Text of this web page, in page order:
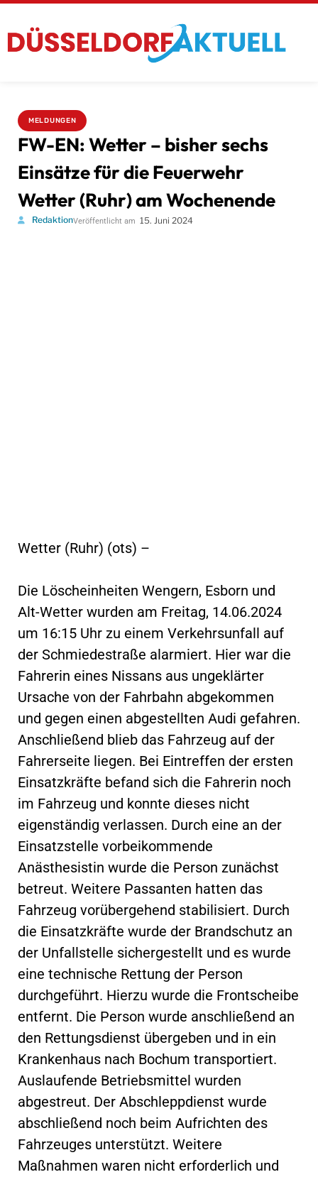
MELDUNGEN
FW-EN: Wetter – bisher sechs
Einsätze für die Feuerwehr
Wetter (Ruhr) am Wochenende
RedaktionVeröffentlicht am 15. Juni 2024
Wetter (Ruhr) (ots) –
Die Löscheinheiten Wengern, Esborn und
Alt-Wetter wurden am Freitag, 14.06.2024
um 16:15 Uhr zu einem Verkehrsunfall auf
der Schmiedestraße alarmiert. Hier war die
Fahrerin eines Nissans aus ungeklärter
Ursache von der Fahrbahn abgekommen
und gegen einen abgestellten Audi gefahren.
Anschließend blieb das Fahrzeug auf der
Fahrerseite liegen. Bei Eintreffen der ersten
Einsatzkräfte befand sich die Fahrerin noch
im Fahrzeug und konnte dieses nicht
eigenständig verlassen. Durch eine an der
Einsatzstelle vorbeikommende
Anästhesistin wurde die Person zunächst
betreut. Weitere Passanten hatten das
Fahrzeug vorübergehend stabilisiert. Durch
die Einsatzkräfte wurde der Brandschutz an
der Unfallstelle sichergestellt und es wurde
eine technische Rettung der Person
durchgeführt. Hierzu wurde die Frontscheibe
entfernt. Die Person wurde anschließend an
den Rettungsdienst übergeben und in ein
Krankenhaus nach Bochum transportiert.
Auslaufende Betriebsmittel wurden
abgestreut. Der Abschleppdienst wurde
abschließend noch beim Aufrichten des
Fahrzeuges unterstützt. Weitere
Maßnahmen waren nicht erforderlich und